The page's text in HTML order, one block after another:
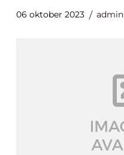
06 oktober 2023 admin